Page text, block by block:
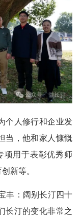
人修行和企业发
当，他和家人慷慨
项用于表彰优秀师
新等。
：阔别长汀四十
长汀的变化非常之